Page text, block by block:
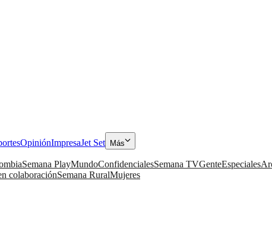
OpiniónImpresaJet Set Más
Semana PlayMundoConfidencialesSemana TVGenteEspeciales
colaboraciónSemana RuralMujeres